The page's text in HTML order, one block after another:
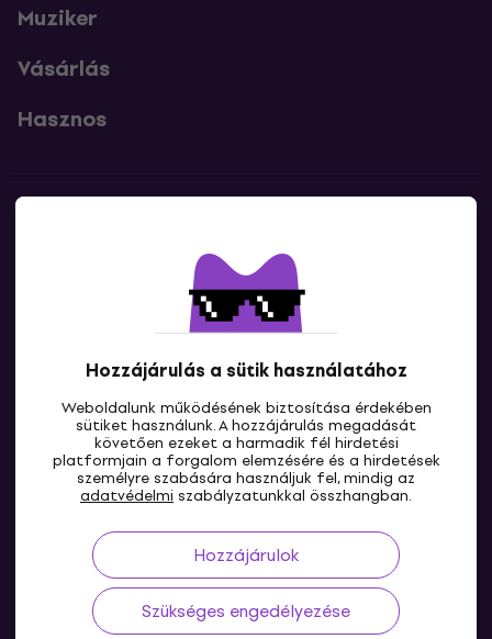
Hozzájárulás a sütik használatához
Weboldalunk működésének biztosítása érdekében
sütiket használunk. A hozzájárulás megadását
követően ezeket a harmadik fél hirdetési
platformjain a forgalom elemzésére és a hirdetések
személyre szabására használjuk fel, mindig az
adatvédelmi szabályzatunkkal összhangban.
Hozzájárulok
Szükséges engedélyezése
Muziker
Vásárlás
Hasznos
Lépj kapcsolatba velünk
HU